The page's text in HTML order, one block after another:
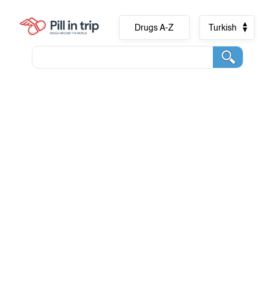
Drugs A-Z Turkish